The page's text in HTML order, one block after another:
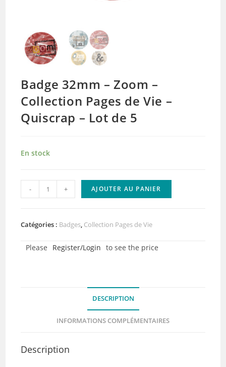
Badge 32mm – Zoom –
Collection Pages de Vie –
Quiscrap – Lot de 5
En stock
quantité
de
32mm
Zoom
-
- + AJOUTER AU PANIER
Catégories : Badges, Collection Pages de Vie
Please Register/Login to see the price
DESCRIPTION
INFORMATIONS COMPLÉMENTAIRES
Description